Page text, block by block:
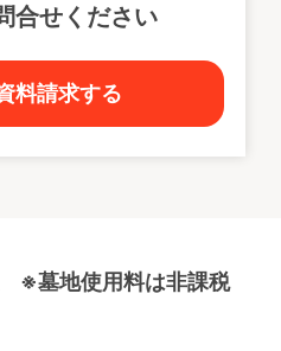
合せください
料請求する
※墓地使用料は非課税